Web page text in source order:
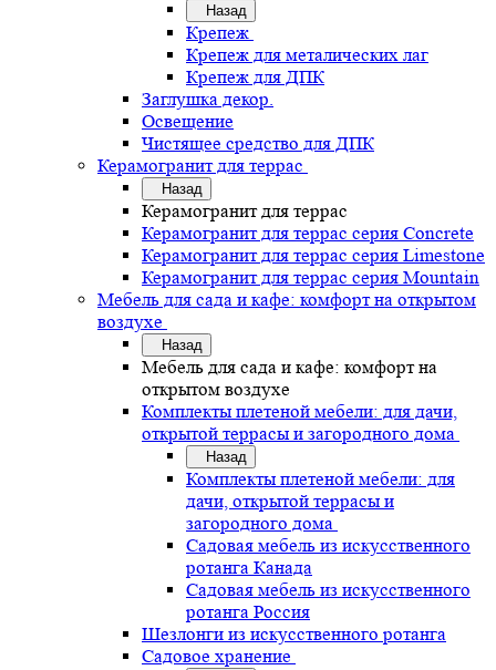
Назад
Крепеж
Крепеж для металических лаг
Крепеж для ДПК
Заглушка декор.
Освещение
Чистящее средство для ДПК
Керамогранит для террас
Назад
Керамогранит для террас
Керамогранит для террас серия Concrete
Керамогранит для террас серия Limestone
Керамогранит для террас серия Mountain
Мебель для сада и кафе: комфорт на открытом
воздухе
Назад
Мебель для сада и кафе: комфорт на
открытом воздухе
Комплекты плетеной мебели: для дачи,
открытой террасы и загородного дома
Назад
Комплекты плетеной мебели: для
дачи, открытой террасы и
загородного дома
Садовая мебель из искусственного
ротанга Канада
Садовая мебель из искусственного
ротанга Россия
Шезлонги из искусственного ротанга
Садовое хранение